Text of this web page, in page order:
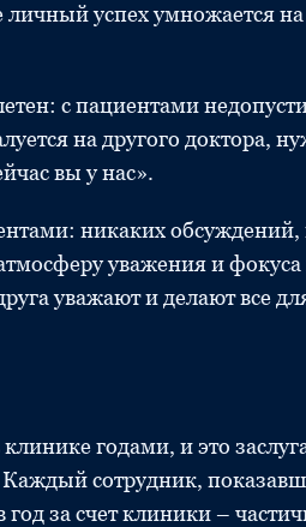
успех умножается на
с пациентами
на другого доктора,
вы у нас».
никаких обсуждений,
уважения и фокуса
уважают и делают все
годами, и это
Каждый сотрудник,
год за счет клиники –